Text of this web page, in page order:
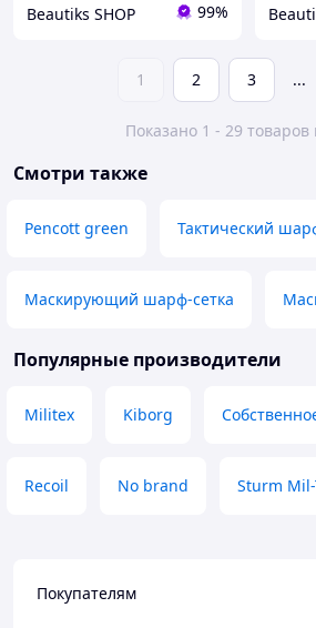
Beautiks SHOP 99%
1 2 3 ...
Показано 1 - 29 товаров
Смотри также
Pencott green Тактический
Маскирующий шарф-сетка
Популярные производители
Militex Kiborg
Recoil No brand Sturm Mil-
Покупателям